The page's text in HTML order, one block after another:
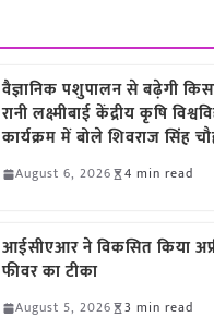
वैज्ञानिक पशुपालन से बढ़ेगी
रानी लक्ष्मीबाई केंद्रीय कृषि
कार्यक्रम में बोले शिवराज सिंह
August 6, 2026 4 min read
आईसीएआर ने विकसित किया
फीवर का टीका
August 5, 2026 3 min read